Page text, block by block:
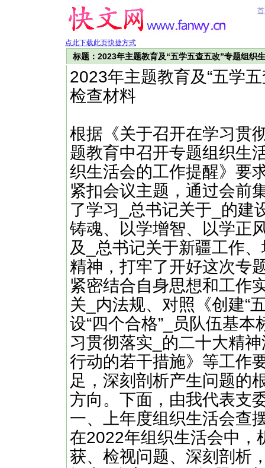
点此下载此页快捷方式
标题：2023年主题教育及“五学五查五改”专题组织
2023年主题教育及“五学
检查材料
根据《关于召开在学习贯
题教育中召开专题组织生
织生活会的工作提醒》要
紧扣会议主题，通过会前
了学习_总书记关于_的建
铸魂、以学增智、以学正
及_总书记关于新疆工作
精神，打牢了开好这次专
紧密结合自身思想和工作
关_内法规、对照《创建“
设“四个合格”_员队伍基
习贯彻落实_的二十大精
行动的若干措施》等工作
足，深刻剖析产生问题的
方向。下面，由我代表支
一、上年度组织生活会查
在2022年组织生活会中，
获、检视问题、深刻剖析